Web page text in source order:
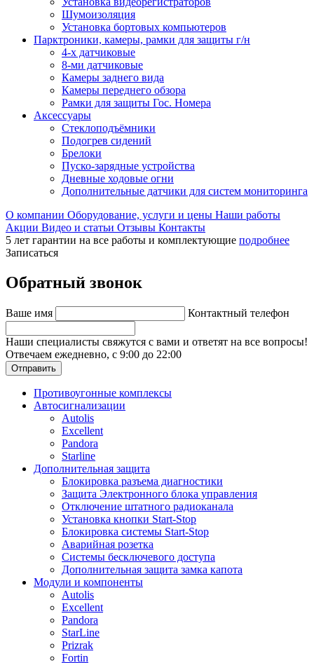
Шумоизоляция
Установка бортовых компьютеров
Парктроники, камеры, рамки для защиты г/н
4-х датчиковые
8-ми датчиковые
Камеры заднего вида
Камеры переднего обзора
Рамки для защиты Гос. Номера
Аксессуары
Стеклоподъёмники
Подогрев сидений
Брелоки
Пуско-зарядные устройства
Дневные ходовые огни
Дополнительные датчики для систем мониторинга
О компании Оборудование, услуги и цены Наши работы
Акции Видео и статьи Отзывы Контакты
5 лет гарантии на все работы и комплектующие подробнее
Записаться
Обратный звонок
Ваше имя Контактный телефон
Наши специалисты свяжутся с вами и ответят на все вопросы!
Отвечаем ежедневно, с 9:00 до 22:00
Отправить
Противоугонные комплексы
Автосигнализации
Autolis
Excellent
Pandora
Starline
Дополнительная защита
Блокировка разъема диагностики
Защита Электронного блока управления
Отключение штатного радиоканала
Установка кнопки Start-Stop
Блокировка системы Start-Stop
Аварийная розетка
Системы бесключевого доступа
Дополнительная защита замка капота
Модули и компоненты
Autolis
Excellent
Pandora
StarLine
Prizrak
Fortin